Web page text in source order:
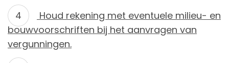
Houd rekening met eventuele milieu- en
bouwvoorschriften bij het aanvragen van
vergunningen.